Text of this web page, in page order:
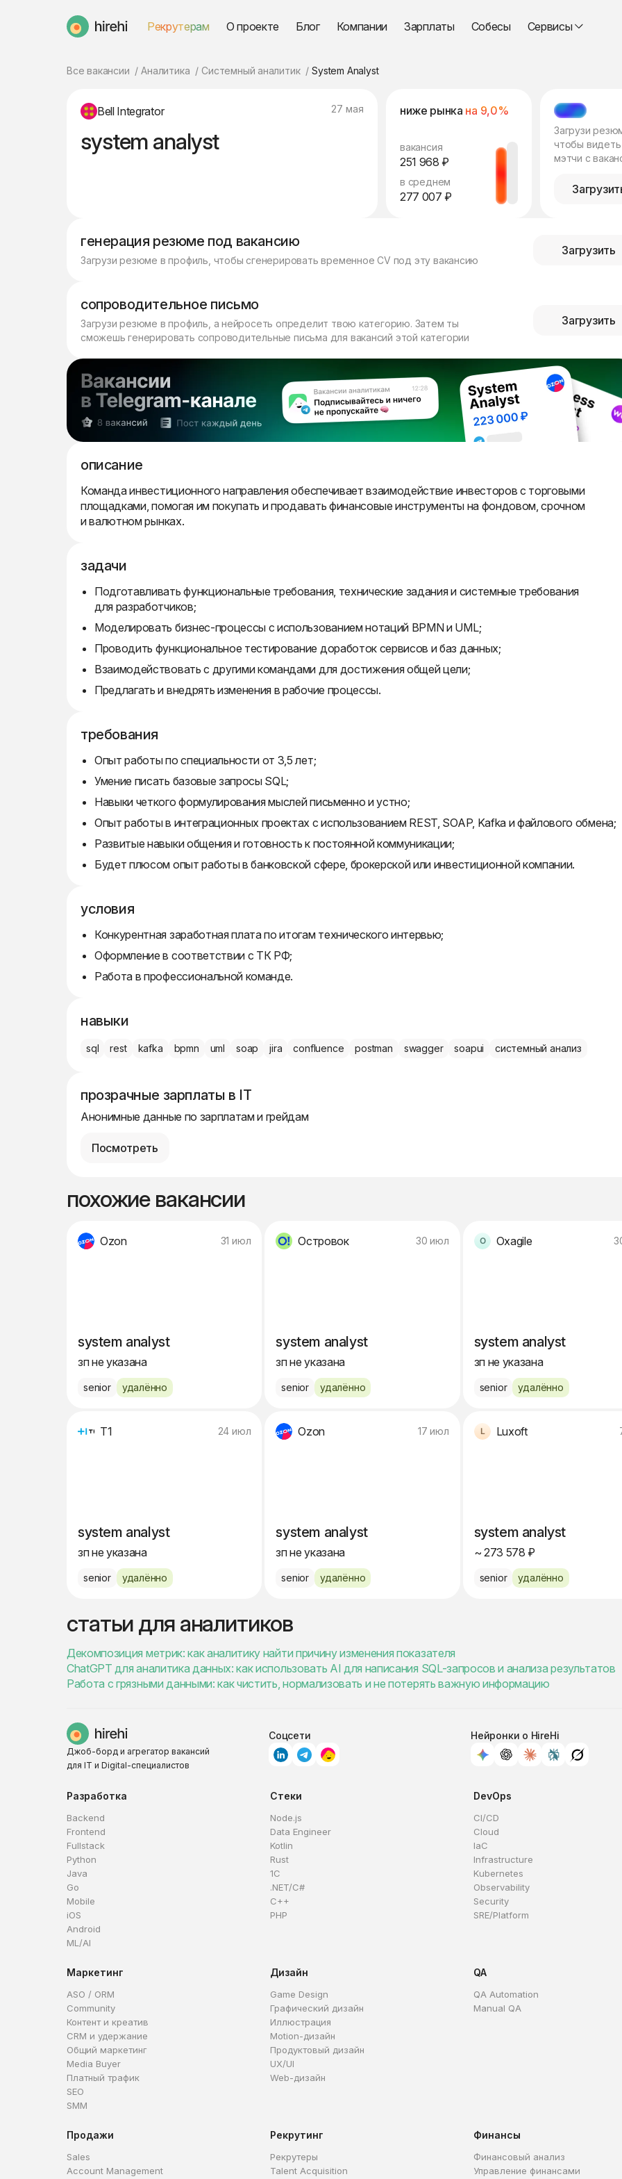
HireHi Рекрутерам О проекте Блог Компании Зарплаты Собесы Сервисы
Все вакансии Аналитика Системный аналитик System Analyst
Bell Integrator 27 мая
system analyst
ниже рынка на 9,0%
вакансия
251 968 ₽
в среднем
277 007 ₽
МЭТЧ
Загрузи
чтобы видеть
мэтчи с
генерация резюме под вакансию
Загрузи резюме в профиль, чтобы сгенерировать временное CV под эту вакансию
Загрузить
сопроводительное письмо
Загрузи резюме в профиль, а нейросеть определит твою категорию. Затем ты
сможешь генерировать сопроводительные письма для вакансий этой категории
Загрузить
описание
Команда инвестиционного направления обеспечивает взаимодействие инвесторов с торговыми
площадками, помогая им покупать и продавать финансовые инструменты на фондовом, срочном
и валютном рынках.
задачи
Подготавливать функциональные требования, технические задания и системные требования
для разработчиков;
Моделировать бизнес-процессы с использованием нотаций BPMN и UML;
Проводить функциональное тестирование доработок сервисов и баз данных;
Взаимодействовать с другими командами для достижения общей цели;
Предлагать и внедрять изменения в рабочие процессы.
требования
Опыт работы по специальности от 3,5 лет;
Умение писать базовые запросы SQL;
Навыки четкого формулирования мыслей письменно и устно;
Опыт работы в интеграционных проектах с использованием REST, SOAP, Kafka и файлового обмена;
Развитые навыки общения и готовность к постоянной коммуникации;
Будет плюсом опыт работы в банковской сфере, брокерской или инвестиционной компании.
условия
Конкурентная заработная плата по итогам технического интервью;
Оформление в соответствии с ТК РФ;
Работа в профессиональной команде.
навыки
sql rest kafka bpmn uml soap jira confluence postman swagger soapui системный анализ
прозрачные зарплаты в IT
Анонимные данные по зарплатам и грейдам
Посмотреть
похожие вакансии
Ozon 31 июл
system analyst
зп не указана
senior удалённо
Островок 30 июл
system analyst
зп не указана
senior удалённо
Oxagile
system analyst
зп не указана
senior удалённо
Т1 24 июл
system analyst
зп не указана
senior удалённо
Ozon 17 июл
system analyst
зп не указана
senior удалённо
Luxoft
system analyst
~ 273 578 ₽
senior удалённо
статьи для аналитиков
Декомпозиция метрик: как аналитику найти причину изменения показателя
ChatGPT для аналитика данных: как использовать AI для написания SQL-запросов и анализа результатов
Работа с грязными данными: как чистить, нормализовать и не потерять важную информацию
Джоб-борд и агрегатор вакансий
для IT и Digital-специалистов
Соцсети Нейронки о HireHi
Разработка
Backend
Frontend
Fullstack
Python
Java
Go
Mobile
iOS
Android
ML/AI
Стеки
Node.js
Data Engineer
Kotlin
Rust
1C
.NET/C#
C++
PHP
DevOps
CI/CD
Cloud
IaC
Infrastructure
Kubernetes
Observability
Security
SRE/Platform
Маркетинг
ASO / ORM
Community
Контент и креатив
CRM и удержание
Общий маркетинг
Media Buyer
Платный трафик
SEO
SMM
Дизайн
Game Design
Графический дизайн
Иллюстрация
Motion-дизайн
Продуктовый дизайн
UX/UI
Web-дизайн
QA
QA Automation
Manual QA
Продажи
Sales
Account Management
Рекрутинг
Рекрутеры
Talent Acquisition
Финансы
Финансовый анализ
Управление финансами